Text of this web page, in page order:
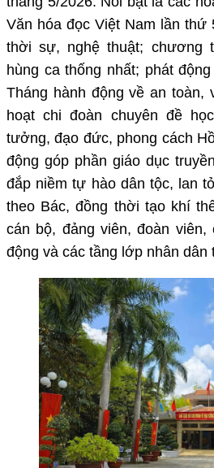
Văn hóa đọc Việt Nam lần thứ
thời sự, nghệ thuật; chương
hùng ca thống nhất; phát
Tháng hành động về an toàn,
hoạt chi đoàn chuyên đề
tưởng, đạo đức, phong cách
động góp phần giáo dục
đắp niềm tự hào dân tộc, lan
theo Bác, đồng thời tạo khí
cán bộ, đảng viên, đoàn
động và các tầng lớp nhân dân